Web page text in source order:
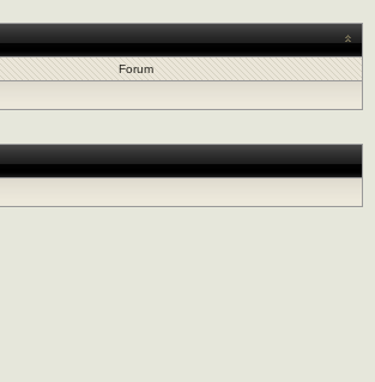
Forum